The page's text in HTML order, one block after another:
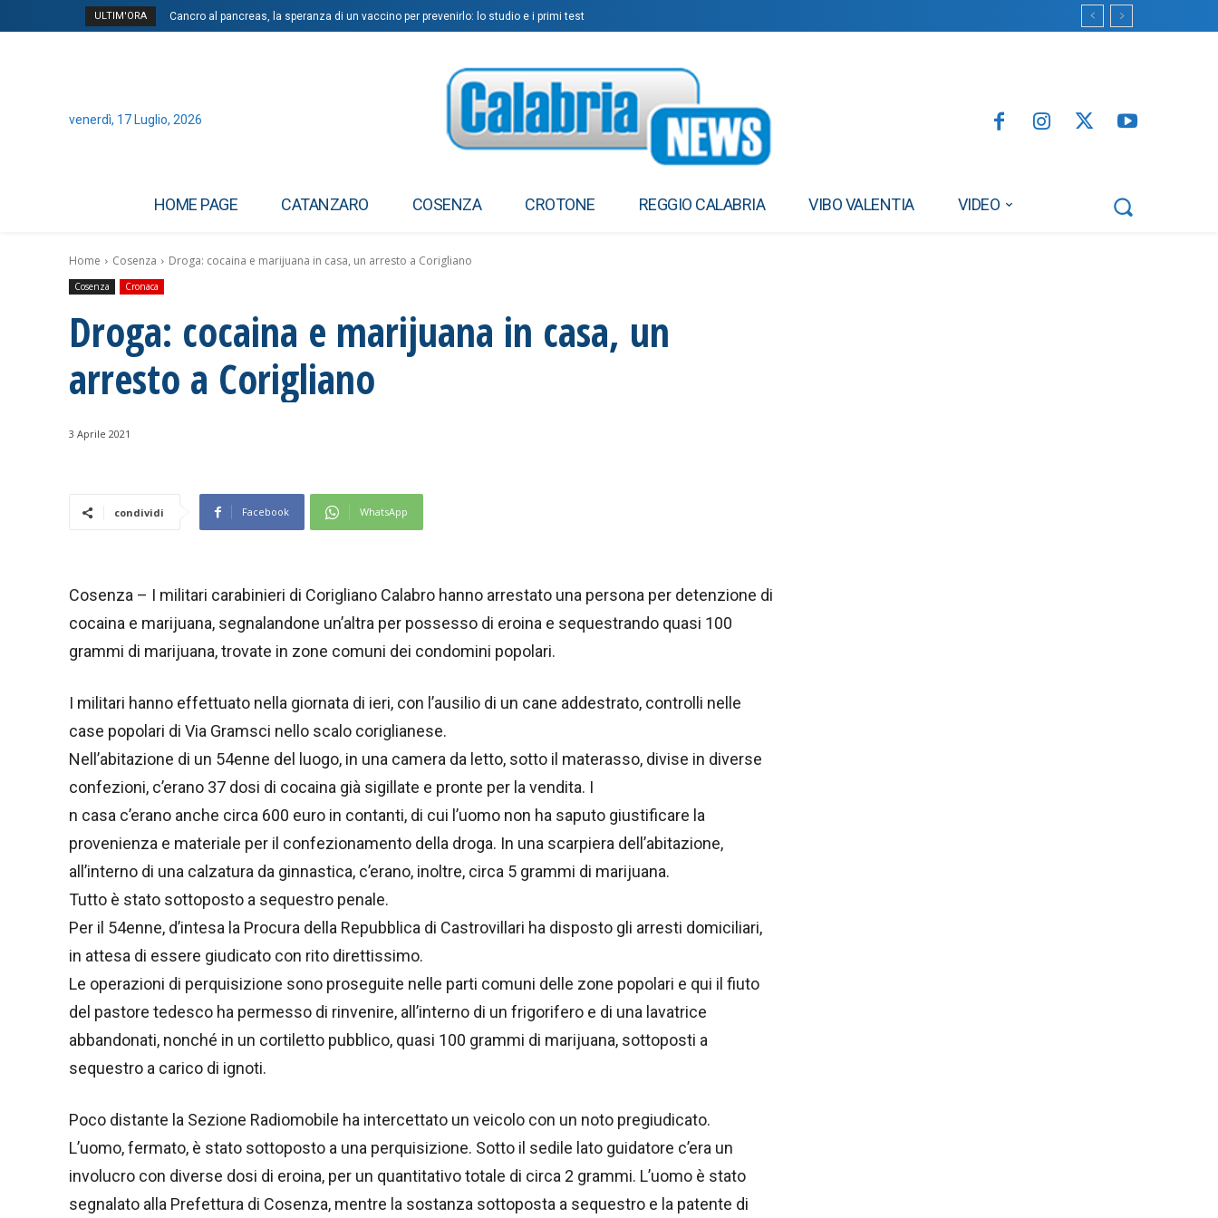
ULTIM'ORA Cancro al pancreas, la speranza di un vaccino per prevenirlo: lo studio e i primi test
venerdì, 17 Luglio, 2026
HOME PAGE CATANZARO COSENZA CROTONE REGGIO CALABRIA VIBO VALENTIA VIDEO
Home Cosenza Droga: cocaina e marijuana in casa, un arresto a Corigliano
Cosenza Cronaca
Droga: cocaina e marijuana in casa, un
arresto a Corigliano
3 Aprile 2021
condividi Facebook WhatsApp
Cosenza – I militari carabinieri di Corigliano Calabro hanno arrestato una persona per detenzione di
cocaina e marijuana, segnalandone un’altra per possesso di eroina e sequestrando quasi 100
grammi di marijuana, trovate in zone comuni dei condomini popolari.
I militari hanno effettuato nella giornata di ieri, con l’ausilio di un cane addestrato, controlli nelle
case popolari di Via Gramsci nello scalo coriglianese.
Nell’abitazione di un 54enne del luogo, in una camera da letto, sotto il materasso, divise in diverse
confezioni, c’erano 37 dosi di cocaina già sigillate e pronte per la vendita. I
n casa c’erano anche circa 600 euro in contanti, di cui l’uomo non ha saputo giustificare la
provenienza e materiale per il confezionamento della droga. In una scarpiera dell’abitazione,
all’interno di una calzatura da ginnastica, c’erano, inoltre, circa 5 grammi di marijuana.
Tutto è stato sottoposto a sequestro penale.
Per il 54enne, d’intesa la Procura della Repubblica di Castrovillari ha disposto gli arresti domiciliari,
in attesa di essere giudicato con rito direttissimo.
Le operazioni di perquisizione sono proseguite nelle parti comuni delle zone popolari e qui il fiuto
del pastore tedesco ha permesso di rinvenire, all’interno di un frigorifero e di una lavatrice
abbandonati, nonché in un cortiletto pubblico, quasi 100 grammi di marijuana, sottoposti a
sequestro a carico di ignoti.
Poco distante la Sezione Radiomobile ha intercettato un veicolo con un noto pregiudicato.
L’uomo, fermato, è stato sottoposto a una perquisizione. Sotto il sedile lato guidatore c’era un
involucro con diverse dosi di eroina, per un quantitativo totale di circa 2 grammi. L’uomo è stato
segnalato alla Prefettura di Cosenza, mentre la sostanza sottoposta a sequestro e la patente di